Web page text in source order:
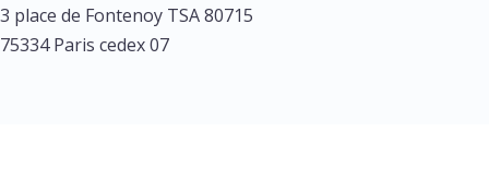
3 place de Fontenoy TSA 80715
75334 Paris cedex 07